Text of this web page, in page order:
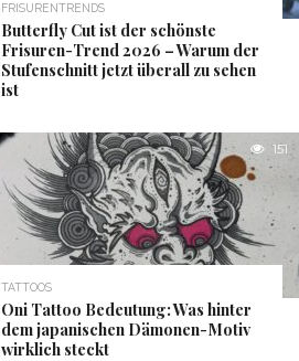
FRISURENTRENDS
Butterfly Cut ist der schönste
Frisuren-Trend 2026 – Warum der
Stufenschnitt jetzt überall zu sehen
ist
151
TATTOOS
Oni Tattoo Bedeutung: Was hinter
dem japanischen Dämonen-Motiv
wirklich steckt